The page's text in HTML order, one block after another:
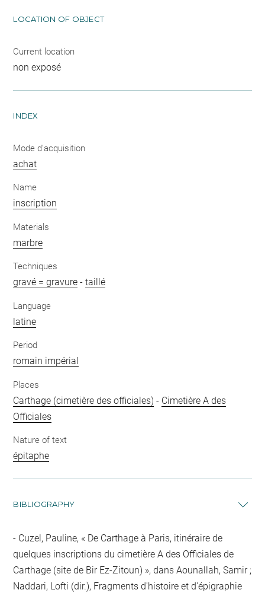
LOCATION OF OBJECT
Current location
non exposé
INDEX
Mode d'acquisition
achat
Name
inscription
Materials
marbre
Techniques
gravé = gravure -taillé
Language
latine
Period
romain impérial
Places
Carthage (cimetière des officiales) - Cimetière A des
Officiales
Nature of text
épitaphe
BIBLIOGRAPHY
Cuzel, Pauline, « De Carthage à Paris, itinéraire de
quelques inscriptions du cimetière A des Officiales de
Carthage (site de Bir Ez-Zitoun) », dans Aounallah, Samir ;
Naddari, Lofti (dir.), Fragments d'histoire et d'épigraphie